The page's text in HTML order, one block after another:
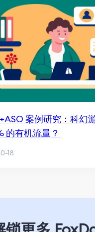
案例研究：科幻
的有机流量？
18